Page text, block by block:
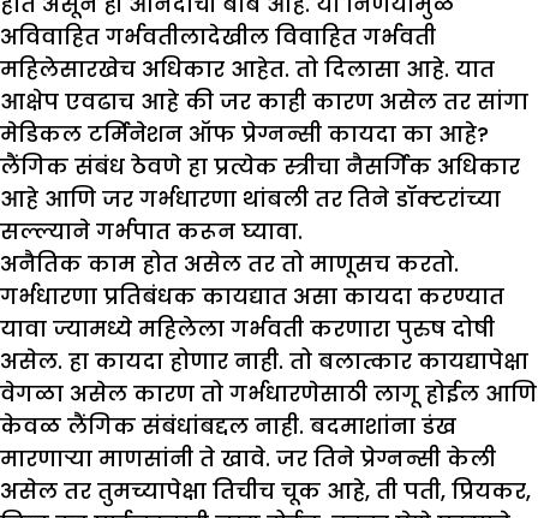
अविवाहित गर्भवतीलादेखील विवाहित गर्भवती
महिलेसारखेच अधिकार आहेत. तो दिलासा आहे. यात
आक्षेप एवढाच आहे की जर काही कारण असेल तर सांगा
मेडिकल टर्मिनेशन ऑफ प्रेग्नन्सी कायदा का आहे?
लैंगिक संबंध ठेवणे हा प्रत्येक स्त्रीचा नैसर्गिक अधिकार
आहे आणि जर गर्भधारणा थांबली तर तिने डॉक्टरांच्या
सल्ल्याने गर्भपात करून घ्यावा.
अनैतिक काम होत असेल तर तो माणूसच करतो.
गर्भधारणा प्रतिबंधक कायद्यात असा कायदा करण्यात
यावा ज्यामध्ये महिलेला गर्भवती करणारा पुरुष दोषी
असेल. हा कायदा होणार नाही. तो बलात्कार कायद्यापेक्षा
वेगळा असेल कारण तो गर्भधारणेसाठी लागू होईल आणि
केवळ लैंगिक संबंधांबद्दल नाही. बदमाशांना डंख
मारणाऱ्या माणसांनी ते खावे. जर तिने प्रेग्नन्सी केली
असेल तर तुमच्यापेक्षा तिचीच चूक आहे, ती पती, प्रियकर,